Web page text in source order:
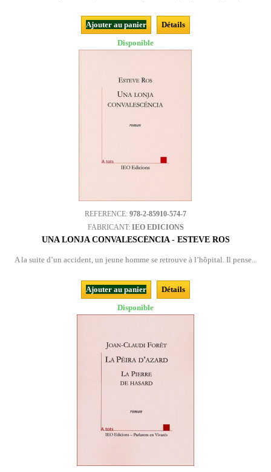
Ajouter au panier
Détails
Disponible
REFERENCE: 978-2-85910-574-7
FABRICANT: IEO EDICIONS
UNA LONJA CONVALESCÉNCIA - ESTEVE ROS
A la suite d’un accident, un jeune homme se retrouve à l’hôpital. Il pense...
Ajouter au panier
Détails
Disponible